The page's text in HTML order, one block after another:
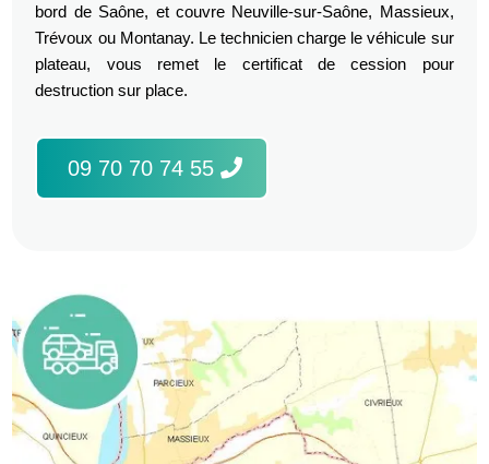
bord de Saône, et couvre Neuville-sur-Saône, Massieux,
Trévoux ou Montanay. Le technicien charge le véhicule sur
plateau, vous remet le certificat de cession pour
destruction sur place.
09 70 70 74 55